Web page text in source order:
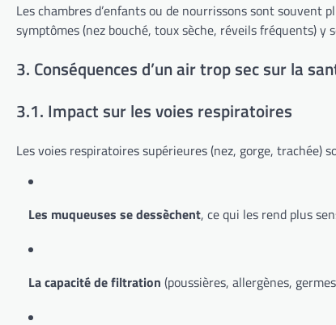
Les chambres d’enfants ou de nourrissons sont souvent
symptômes (nez bouché, toux sèche, réveils fréquents)
3. Conséquences d’un air trop sec sur la
3.1. Impact sur les voies respiratoires
Les voies respiratoires supérieures (nez, gorge, trachée)
Les muqueuses se dessèchent, ce qui les rend plus
La capacité de filtration (poussières, allergènes,